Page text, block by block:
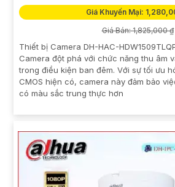
Giá Khuyến Mại:
Giá Bán: 1,825,000 ₫
Thiết bị Camera DH-HAC-
Camera đột phá với chức năng thu âm
trong điều kiện ban đêm. Với sự tối ưu
CMOS hiện có, camera này đảm bảo
có màu sắc trung thực hơn